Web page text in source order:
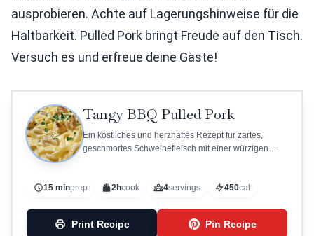
ausprobieren. Achte auf Lagerungshinweise für die
Haltbarkeit. Pulled Pork bringt Freude auf den Tisch.
Versuch es und erfreue deine Gäste!
Tangy BBQ Pulled Pork
Ein köstliches und herzhaftes Rezept für zartes,
geschmortes Schweinefleisch mit einer würzigen
15 minprep 2hcook 4servings 450cal
Print Recipe Pin Recipe